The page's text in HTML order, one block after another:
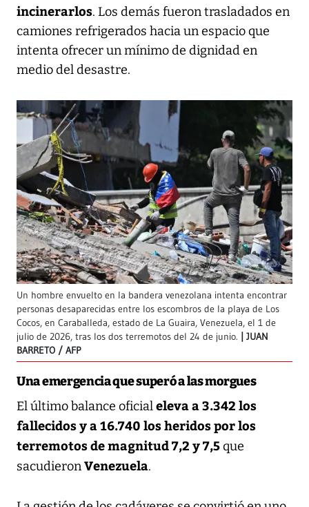
incinerarlos. Los demás fueron trasladados en
camiones refrigerados hacia un espacio que
intenta ofrecer un mínimo de dignidad en
medio del desastre.
Un hombre envuelto en la bandera venezolana intenta encontrar
personas desaparecidas entre los escombros de la playa de Los
Cocos, en Caraballeda, estado de La Guaira, Venezuela, el 1 de
julio de 2026, tras los dos terremotos del 24 de junio.
JUAN
BARRETO / AFP
Una emergencia que superó a las morgues
El último balance oficialeleva a 3.342 los
fallecidos y a 16.740 los heridos por los
terremotos de magnitud 7,2 y 7,5que
sacudieronVenezuela.